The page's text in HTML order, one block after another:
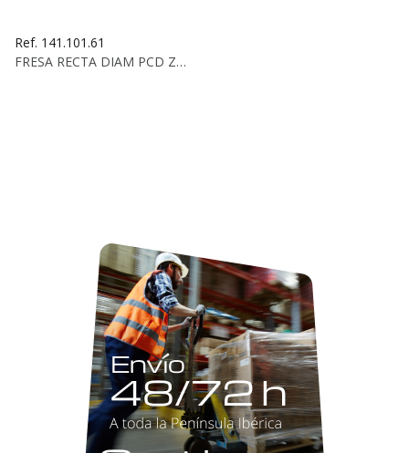
Ref. 141.101.61
FRESA RECTA DIAM PCD Z1+1 D:10X22X80 S:12X35 DCHA